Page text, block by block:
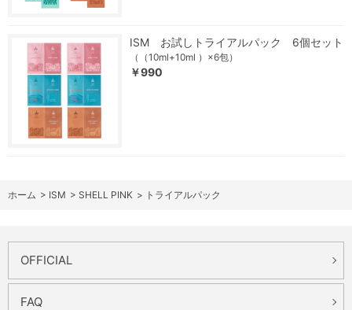
ISM お試しトライアルパック 6個セット
（（10ml+10ml ）×6包）
￥990
ホーム > ISM > SHELL PINK > トライアルパック
OFFICIAL
FAQ